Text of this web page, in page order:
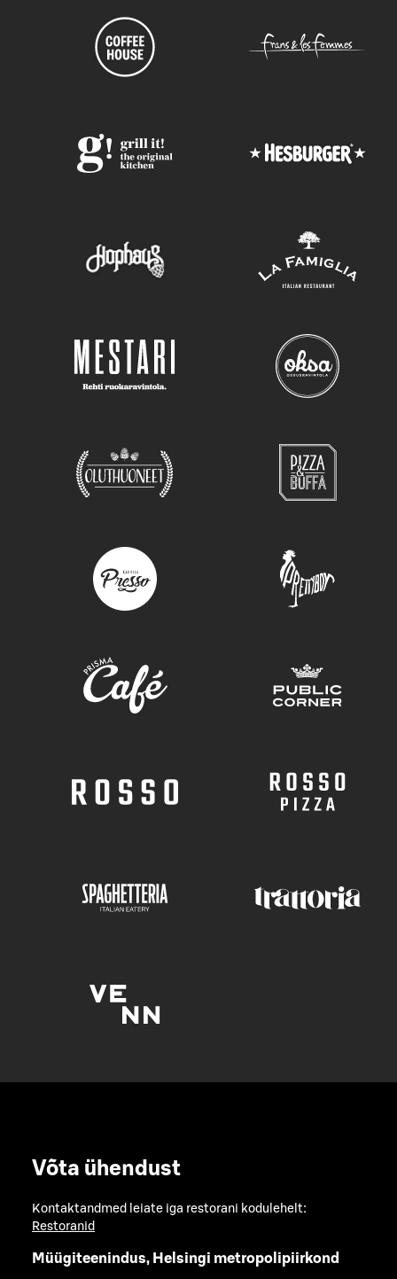
Võta ühendust
Kontaktandmed leiate iga restorani kodulehelt:
Restoranid
Müügiteenindus, Helsingi metropolipiirkond